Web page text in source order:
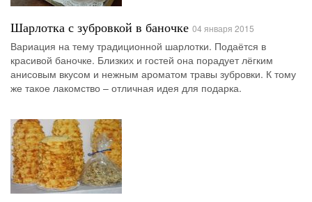
Шарлотка с зубровкой в баночке 04 января 2015
Вариация на тему традиционной шарлотки. Подаётся в
красивой баночке. Близких и гостей она порадует лёгким
анисовым вкусом и нежным ароматом травы зубровки. К тому
же такое лакомство – отличная идея для подарка.